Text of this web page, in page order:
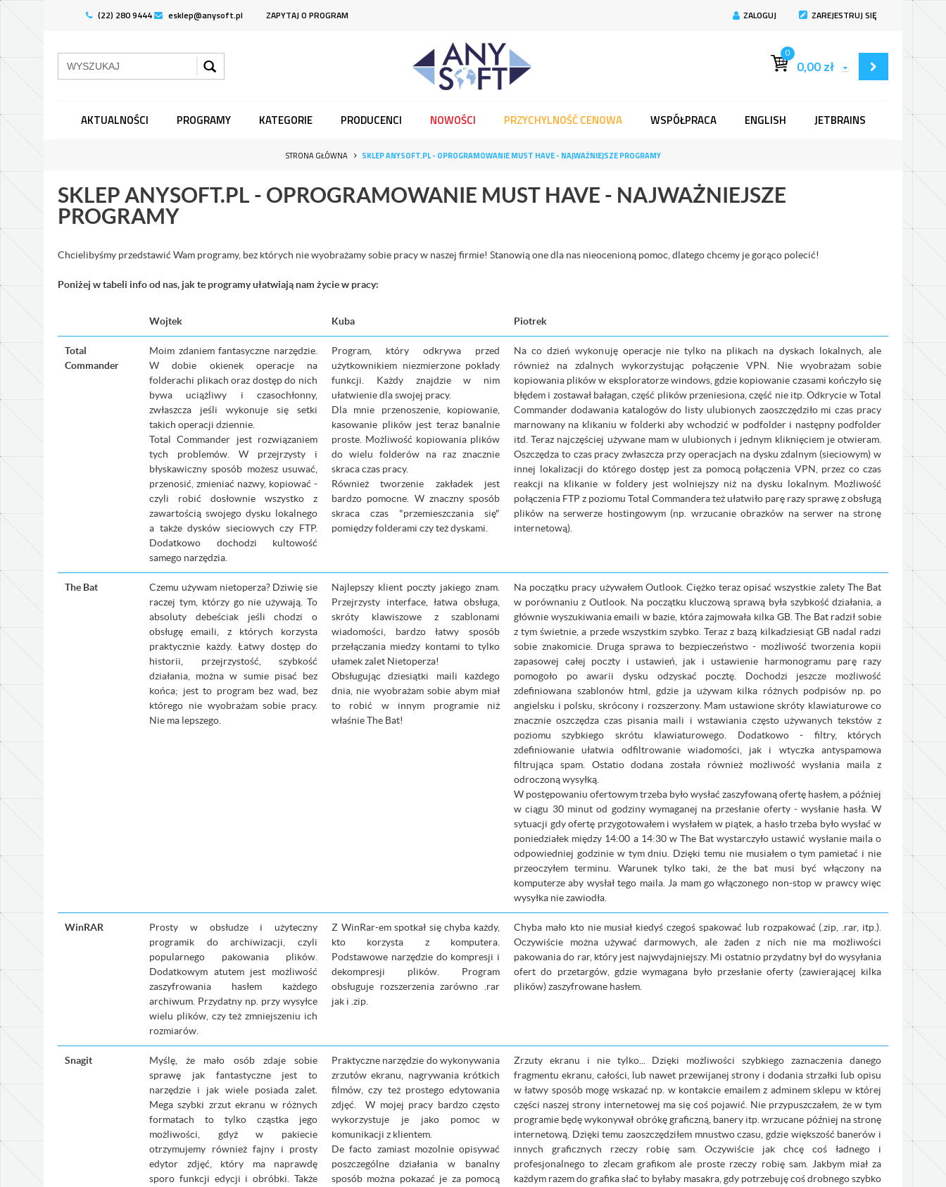
(22) 280 9444 esklep@anysoft.pl ZAPYTAJ O PROGRAM ZALOGUJ ZAREJESTRUJ SIĘ
0
0,00zł
AKTUALNOŚCI PROGRAMY KATEGORIE PRODUCENCI NOWOŚCI PRZYCHYLNOŚĆ CENOWA WSPÓŁPRACA ENGLISH JETBRAINS
STRONA GŁÓWNA SKLEP ANYSOFT.PL - OPROGRAMOWANIE MUST HAVE - NAJWAŻNIEJSZE PROGRAMY
SKLEP ANYSOFT.PL - OPROGRAMOWANIE MUST HAVE - NAJWAŻNIEJSZE
PROGRAMY
Chcielibyśmy przedstawić Wam programy, bez których nie wyobrażamy sobie pracy w naszej firmie! Stanowią one dla nas nieocenioną pomoc, dlatego chcemy je gorąco polecić!
Poniżej w tabeli info od nas, jak te programy ułatwiają nam życie w pracy:
Wojtek Kuba Piotrek
Total
Commander
Moim zdaniem fantasyczne narzędzie.
W dobie okienek operacje na
folderachi plikach oraz dostęp do nich
bywa uciążliwy i czasochłonny,
zwłaszcza jeśli wykonuje się setki
takich operacji dziennie.
Total Commander jest rozwiązaniem
tych problemów. W przejrzysty i
błyskawiczny sposób możesz usuwać,
przenosić, zmieniać nazwy, kopiować -
czyli robić dosłownie wszystko z
zawartością swojego dysku lokalnego
a także dysków sieciowych czy FTP.
Dodatkowo dochodzi kultowość
samego narzędzia.
Program, który odkrywa przed
użytkownikiem niezmierzone pokłady
funkcji. Każdy znajdzie w nim
ułatwienie dla swojej pracy.
Dla mnie przenoszenie, kopiowanie,
kasowanie plików jest teraz banalnie
proste. Możliwość kopiowania plików
do wielu folderów na raz znacznie
skraca czas pracy.
Również tworzenie zakładek jest
bardzo pomocne. W znaczny sposób
skraca czas "przemieszczania się"
pomiędzy folderami czy też dyskami.
Na co dzień wykonuję operacje nie tylko na plikach na dyskach lokalnych, ale
również na zdalnych wykorzystując połączenie VPN. Nie wyobrażam sobie
kopiowania plików w eksploratorze windows, gdzie kopiowanie czasami kończyło się
błędem i zostawał bałagan, część plików przeniesiona, część nie itp. Odkrycie w Total
Commander dodawania katalogów do listy ulubionych zaoszczędziło mi czas pracy
marnowany na klikaniu w folderki aby wchodzić w podfolder i następny podfolder
itd. Teraz najczęściej używane mam w ulubionych i jednym kliknięciem je otwieram.
Oszczędza to czas pracy zwłaszcza przy operacjach na dysku zdalnym (sieciowym) w
innej lokalizacji do którego dostęp jest za pomocą połączenia VPN, przez co czas
reakcji na klikanie w foldery jest wolniejszy niż na dysku lokalnym. Możliwość
połączenia FTP z poziomu Total Commandera też ułatwiło parę razy sprawę z obsługą
plików na serwerze hostingowym (np. wrzucanie obrazków na serwer na stronę
internetową).
The Bat
Czemu używam nietoperza? Dziwię sie
raczej tym, którzy go nie używają. To
absoluty debeściak jeśli chodzi o
obsługę emaili, z których korzysta
praktycznie każdy. Łatwy dostęp do
historii, przejrzystość, szybkość
działania, można w sumie pisać bez
końca; jest to program bez wad, bez
którego nie wyobrażam sobie pracy.
Nie ma lepszego.
Najlepszy klient poczty jakiego znam.
Przejrzysty interface, łatwa obsługa,
skróty klawiszowe z szablonami
wiadomości, bardzo łatwy sposób
przełączania miedzy kontami to tylko
ułamek zalet Nietoperza!
Obsługując dziesiątki maili każdego
dnia, nie wyobrażam sobie abym miał
to robić w innym programie niż
właśnie The Bat!
Na początku pracy używałem Outlook. Ciężko teraz opisać wszystkie zalety The Bat
w porównaniu z Outlook. Na początku kluczową sprawą była szybkość działania, a
głównie wyszukiwania emaili w bazie, która zajmowała kilka GB. The Bat radził sobie
z tym świetnie, a przede wszystkim szybko. Teraz z bazą kilkadziesiąt GB nadal radzi
sobie znakomicie. Druga sprawa to bezpieczeństwo - możliwość tworzenia kopii
zapasowej całej poczty i ustawień, jak i ustawienie harmonogramu parę razy
pomogoło po awarii dysku odzyskać pocztę. Dochodzi jeszcze możliwość
zdefiniowana szablonów html, gdzie ja używam kilka różnych podpisów np. po
angielsku i polsku, skrócony i rozszerzony. Mam ustawione skróty klawiaturowe co
znacznie oszczędza czas pisania maili i wstawiania często używanych tekstów z
poziomu szybkiego skrótu klawiaturowego. Dodatkowo - filtry, których
zdefiniowanie ułatwia odfiltrowanie wiadomości, jak i wtyczka antyspamowa
filtrująca spam. Ostatio dodana została również możliwość wysłania maila z
odroczoną wysyłką.
W postępowaniu ofertowym trzeba było wysłać zaszyfowaną ofertę hasłem, a później
w ciągu 30 minut od godziny wymaganej na przesłanie oferty - wysłanie hasła. W
sytuacji gdy ofertę przygotowałem i wysłałem w piątek, a hasło trzeba było wysłać w
poniedziałek między 14:00 a 14:30 w The Bat wystarczyło ustawić wysłanie maila o
odpowiedniej godzinie w tym dniu. Dzięki temu nie musiałem o tym pamietać i nie
przeoczyłem terminu. Warunek tylko taki, że the bat musi być włączony na
komputerze aby wysłał tego maila. Ja mam go włączonego non-stop w prawcy więc
wysyłka nie zawiodła.
WinRAR
Prosty w obsłudze i użyteczny
programik do archiwizacji, czyli
popularnego pakowania plików.
Dodatkowym atutem jest możliwość
zaszyfrowania hasłem każdego
archiwum. Przydatny np. przy wysyłce
wielu plików, czy też zmniejszeniu ich
rozmiarów.
Z WinRar-em spotkał się chyba każdy,
kto korzysta z komputera.
Podstawowe narzędzie do kompresji i
dekompresji plików. Program
obsługuje rozszerzenia zarówno .rar
jak i .zip.
Chyba mało kto nie musiał kiedyś czegoś spakować lub rozpakować (.zip, .rar, itp.).
Oczywiście można używać darmowych, ale żaden z nich nie ma możliwości
pakowania do rar, który jest najwydajniejszy. Mi ostatnio przydatny był do wysyłania
ofert do przetargów, gdzie wymagana było przesłanie oferty (zawierającej kilka
plików) zaszyfrowane hasłem.
Snagit
Myślę, że mało osób zdaje sobie
sprawę jak fantastyczne jest to
narzędzie i jak wiele posiada zalet.
Mega szybki zrzut ekranu w różnych
formatach to tylko cząstka jego
możliwości, gdyż w pakiecie
otrzymujemy również fajny i prosty
edytor zdjęć, który ma naprawdę
sporo funkcji edycji i obróbki. Także
Praktyczne narzędzie do wykonywania
zrzutów ekranu, nagrywania krótkich
filmów, czy też prostego edytowania
zdjęć. W mojej pracy bardzo często
wykorzystuje je jako pomoc w
komunikacji z klientem.
De facto zamiast mozolnie opisywać
poszczególne działania w banalny
sposób można pokazać je za pomocą
Zrzuty ekranu i nie tylko... Dzięki możliwości szybkiego zaznaczenia danego
fragmentu ekranu, całości, lub nawet przewijanej strony i dodania strzałki lub opisu
w łatwy sposób mogę wskazać np. w kontakcie emailem z adminem sklepu w której
części naszej strony internetowej ma się coś pojawić. Nie przypuszczałem, że w tym
programie będę wykonywał obrókę graficzną, banery itp. wrzucane później na stronę
internetową. Dzięki temu zaoszczędziłem mnustwo czasu, gdzie większość banerów i
innych graficznych rzeczy robię sam. Oczywiście jak chcę coś ładnego i
profesjonalnego to zlecam grafikom ale proste rzeczy robię sam. Jakbym miał za
każdym razem do grafika słać to byłaby masakra, gdy potrzebuję coś drobnego szybko